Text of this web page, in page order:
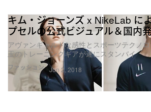
ファッション
キム・ジョーンズ x NikeLab に
プセルの公式ビジュアル＆国内
アヴァンギャルドな感性とスポーツテクノ
玉のトレーニングギアが遂にスタンバイ
Jun 2, 2018